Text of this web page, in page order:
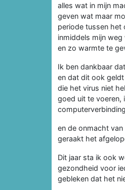
alles wat in mijn
geven wat maar
periode tussen het
inmiddels mijn
en zo warmte te
Ik ben dankbaar
en dat dit ook geldt
die het virus niet
goed uit te voeren,
en de onmacht
geraakt het
Dit jaar sta ik ook
gezondheid voor
gebleken dat het